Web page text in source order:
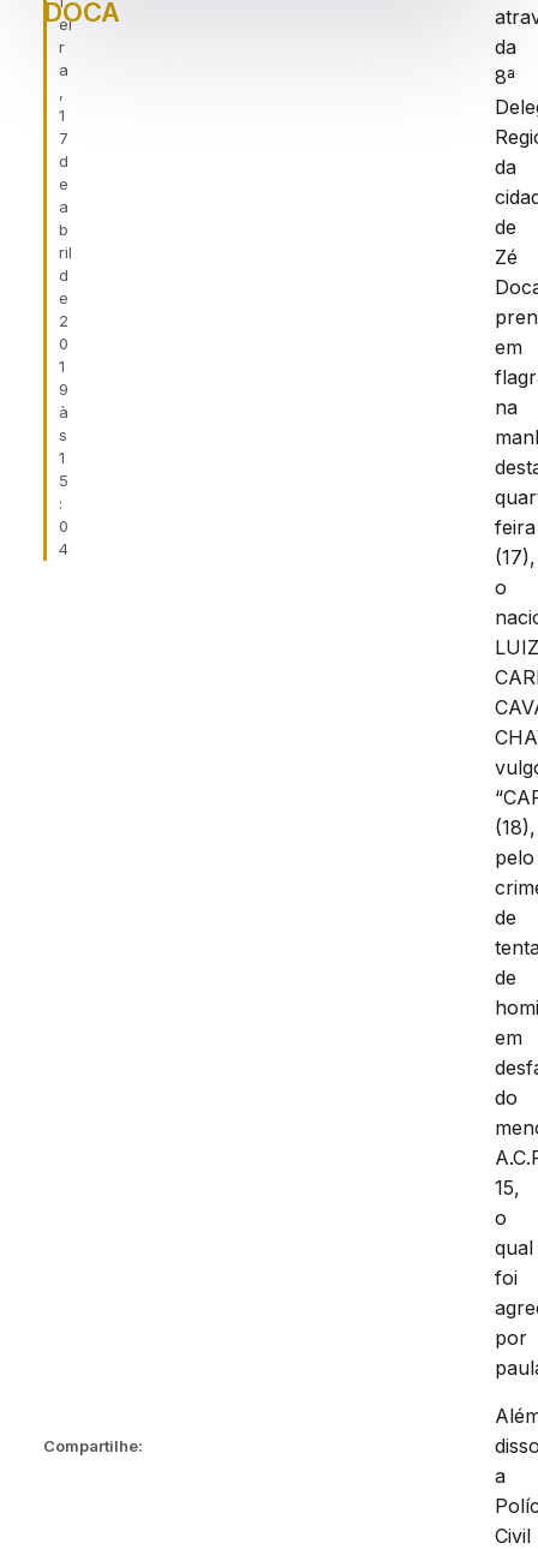
ei
r
a
,
1
7
d
e
a
b
ril
d
e
2
0
1
9
à
s
1
5
:
0
4
Compartilhe:
DOCA
da
8ª
da
de
Zé
em
na
feira
(17),
o
(18),
pelo
de
de
em
do
15,
o
qual
foi
por
a
Civil